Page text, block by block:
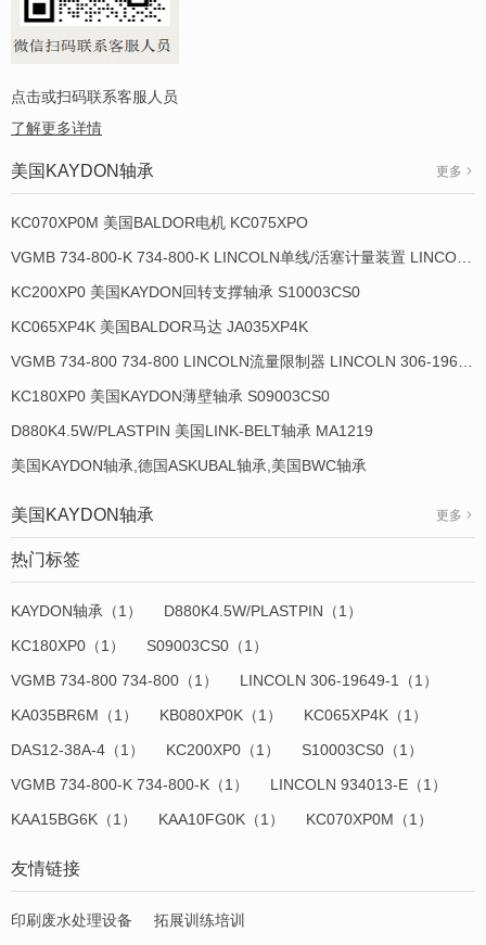
点击或扫码联系客服人员
了解更多详情
美国KAYDON轴承 更多
KC070XP0M 美国BALDOR电机 KC075XPO
KC200XP0 美国KAYDON回转支撑轴承 S10003CS0
KC065XP4K 美国BALDOR马达 JA035XP4K
KC180XP0 美国KAYDON薄壁轴承 S09003CS0
D880K4.5W/PLASTPIN 美国LINK-BELT轴承 MA1219
美国KAYDON轴承,德国ASKUBAL轴承,美国BWC轴承
美国KAYDON轴承 更多
热门标签
KAYDON轴承（1）
D880K4.5W/PLASTPIN（1）
KC180XP0（1）
S09003CS0（1）
VGMB 734-800 734-800（1）
LINCOLN 306-19649-1（1）
KA035BR6M（1）
KB080XP0K（1）
KC065XP4K（1）
DAS12-38A-4（1）
KC200XP0（1）
S10003CS0（1）
VGMB 734-800-K 734-800-K（1）
LINCOLN 934013-E（1）
KAA15BG6K（1）
KAA10FG0K（1） KC070XP0M（1）
友情链接
印刷废水处理设备 拓展训练培训